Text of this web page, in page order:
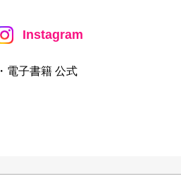
Instagram
・電子書籍 公式